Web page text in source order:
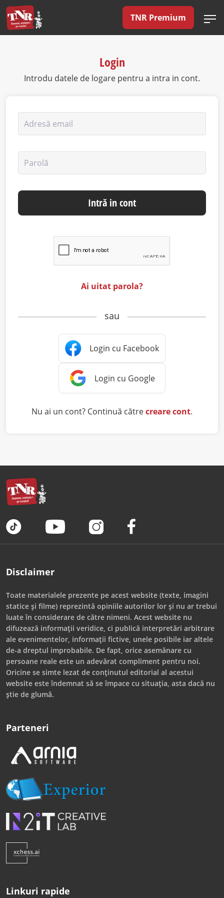
TNR Premium
Login
Introdu datele de logare pentru a intra in cont.
Adresă email
Parolă
Intră in cont
Ai uitat parola?
sau
Nu ai un cont? Continuă cătrecreare cont.
Disclaimer
Toate materialele prezente pe acest website (texte, imagini
statice și filme) reprezintă opiniile autorilor lor și nu ar trebui
luate în considerare de către nimeni. Acest website nu
difuzează informații veridice, ci publică interpretări arbitrare
ale evenimentelor, informații fictive, unele posibile iar altele
de-a dreptul improbabile. De fapt, orice asemănare cu
persoane reale este un adevărat compliment pentru noi.
Oricine se simte lezat de conținutul editorial al acestui
website este îndemnat să se împace cu situația, asta dacă nu
știe de glumă.
Parteneri
Linkuri rapide